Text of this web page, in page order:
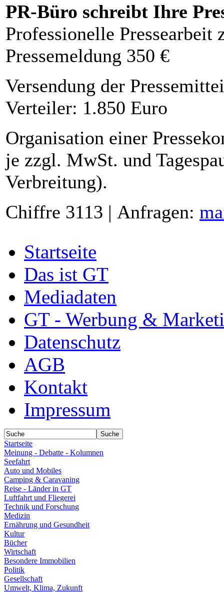
PR-Büro schreibt Ihre
Professionelle Pressearbeit
Pressemeldung 350 €
Versendung der
Verteiler: 1.850 Euro
Organisation einer
je zzgl. MwSt. und
Verbreitung).
Chiffre 3113 | Anfragen:
Startseite
Das ist GT
Mediadaten
GT - Werbung &
Datenschutz
AGB
Kontakt
Impressum
Startseite
Meinung - Debatte - Kolumnen
Seefahrt
Auto und Mobiles
Camping & Caravaning
Reise - Länder in GT
Luftfahrt und Fliegerei
Technik und Forschung
Medizin
Ernährung und Gesundheit
Kultur
Bücher
Wirtschaft
Besondere Immobilien
Politik
Gesellschaft
Umwelt, Klima, Zukunft